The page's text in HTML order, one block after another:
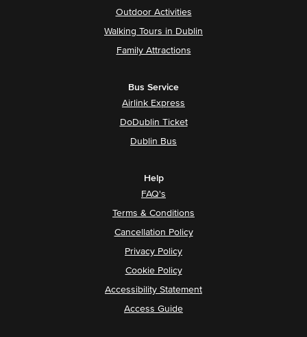
Outdoor Activities
Walking Tours in Dublin
Family Attractions
Bus Service
Airlink Express
DoDublin Ticket
Dublin Bus
Help
FAQ's
Terms & Conditions
Cancellation Policy
Privacy Policy
Cookie Policy
Accessibility Statement
Access Guide